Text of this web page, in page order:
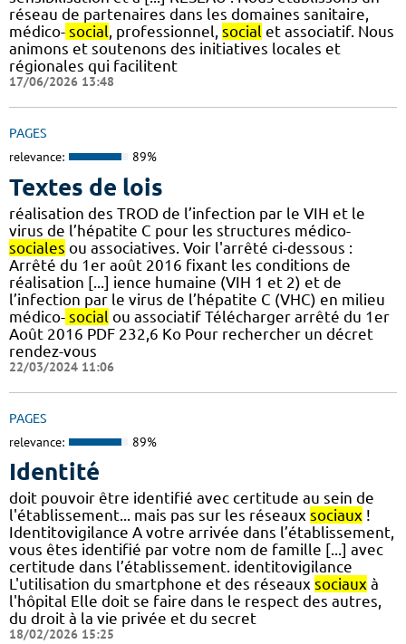
réseau de partenaires dans les domaines sanitaire,
médico- social, professionnel, social et associatif. Nous
animons et soutenons des initiatives locales et
régionales qui facilitent
17/06/2026 13:48
PAGES
relevance: 89%
Textes de lois
réalisation des TROD de l’infection par le VIH et le
virus de l’hépatite C pour les structures médico-
sociales ou associatives. Voir l'arrêté ci-dessous :
Arrêté du 1er août 2016 fixant les conditions de
réalisation [...] ience humaine (VIH 1 et 2) et de
l’infection par le virus de l’hépatite C (VHC) en milieu
médico- social ou associatif Télécharger arrêté du 1er
Août 2016 PDF 232,6 Ko Pour rechercher un décret
rendez-vous
22/03/2024 11:06
PAGES
relevance: 89%
Identité
doit pouvoir être identifié avec certitude au sein de
l'établissement... mais pas sur les réseaux sociaux !
Identitovigilance A votre arrivée dans l’établissement,
vous êtes identifié par votre nom de famille [...] avec
certitude dans l’établissement. identitovigilance
L'utilisation du smartphone et des réseaux sociaux à
l'hôpital Elle doit se faire dans le respect des autres,
du droit à la vie privée et du secret
18/02/2026 15:25